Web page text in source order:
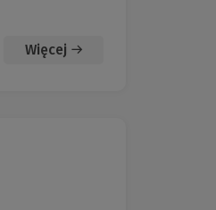
Więcej